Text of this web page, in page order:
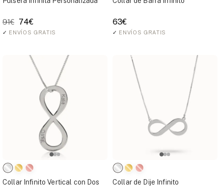
91€ 74€
✓ ENVÍOS GRATIS
63€
✓ ENVÍOS GRATIS
Collar Infinito Vertical con Dos
Collar de Dije Infinito